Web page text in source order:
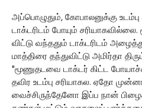
அப்பொழுதும், கோபாலனுக்கு
டாக்டரிடம் போயும்
விட்டு வந்ததும் டாக்டரிடம்
மாத்திரை தந்துவிட்டு அமிர்தா
"மூணுதடவை டாக்டர் கிட்ட
தவிர உடம்பு சரியாகல. ஏதோ
வைச்சிருந்தேனோ இப்ப நான்